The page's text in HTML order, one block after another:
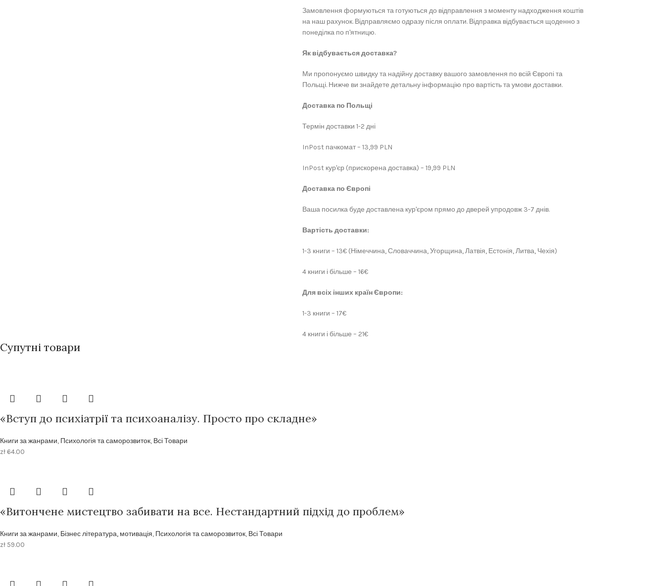
Замовлення формуються та готуються до відправлення з моменту надходження коштів
на наш рахунок. Відправляємо одразу після оплати. Відправка відбувається щоденно з
понеділка по п'ятницю.
Як відбувається доставка?
Ми пропонуємо швидку та надійну доставку вашого замовлення по всій Європі та
Польщі. Нижче ви знайдете детальну інформацію про вартість та умови доставки.
Доставка по Польщі
Термін доставки 1-2 дні
InPost пачкомат – 13,99 PLN
InPost кур'єр (прискорена доставка) – 19,99 PLN
Доставка по Європі
Ваша посилка буде доставлена кур'єром прямо до дверей упродовж 3-7 днів.
Вартість доставки:
1-3 книги – 13€ (Німеччина, Словаччина, Угорщина, Латвія, Естонія, Литва, Чехія)
4 книги і більше – 16€
Для всіх інших країн Європи:
1-3 книги – 17€
4 книги і більше – 21€
Супутні товари
«Вступ до психіатрії та психоаналізу. Просто про складне»
Книги за жанрами, Психологія та саморозвиток, Всі Товари
zł 64.00
«Витончене мистецтво забивати на все. Нестандартний підхід до проблем»
Книги за жанрами, Бізнес література, мотивація, Психологія та саморозвиток, Всі Товари
zł 59.00